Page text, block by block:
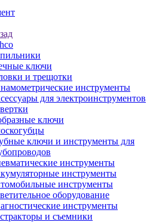
ключи
и трещотки
инструменты
для электроинструментов
ключи
ключи и инструменты для
инструменты
инструменты
инструменты
оборудование
инструменты
и съемники